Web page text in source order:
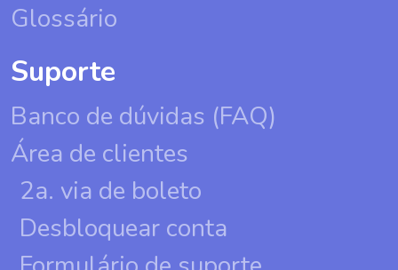
Glossário
Suporte
Banco de dúvidas (FAQ)
Área de clientes
2a. via de boleto
Desbloquear conta